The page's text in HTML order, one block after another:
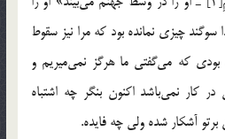
چيزي نمانده بود كه مرا نيز سقوط
كه مي‌گفتي ما هرگز نمي‌ميريم و
كار نمي‌باشد اكنون بنگر چه اشتباه
آشكار شده ولي چه فايده.